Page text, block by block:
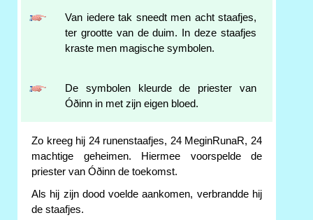
Van iedere tak sneedt men acht staafjes,
ter grootte van de duim. In deze staafjes
kraste men magische symbolen.
De symbolen kleurde de priester van
Óðinn in met zijn eigen bloed.
Zo kreeg hij 24 runenstaafjes, 24 MeginRunaR, 24
machtige geheimen. Hiermee voorspelde de
priester van Óðinn de toekomst.
Als hij zijn dood voelde aankomen, verbrandde hij
de staafjes.